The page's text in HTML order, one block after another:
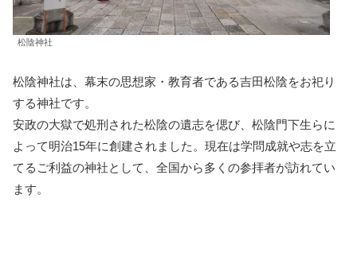
松陰神社
松陰神社は、幕末の思想家・教育者である吉田松陰をお祀り
する神社です。
安政の大獄で処刑された松陰の遺志を偲び、松陰門下生らに
よって明治15年に創建されました。現在は学問成就や志を立
てるご利益の神社として、全国から多くの参拝者が訪れてい
ます。